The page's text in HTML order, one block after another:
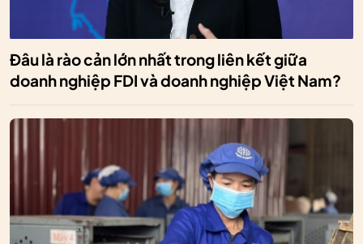
Đâu là rào cản lớn nhất trong liên kết giữa
doanh nghiệp FDI và doanh nghiệp Việt Nam?